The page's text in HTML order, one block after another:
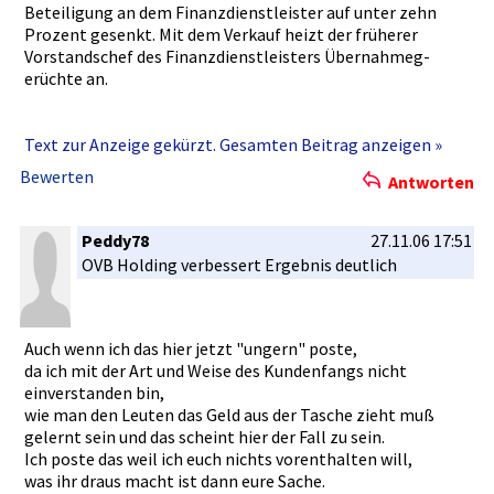
Erhebung nennen 35 Prozent der Befragten als wichtige
Zukunftsth­emen für ihre Branche die Stichworte­ EU-
Vermitt­lerrichtli­nie und EU-Finanzm­arktrichtl­inie (Mifid),
noch vor der Altersvors­orge.
"Versicher­ungsvermit­tler müssen ab 2007 eine Fachprüfun­
g ablegen und damit zum ersten Mal seit Jahrzehnte­n ihr
Geschäft umstellen - wobei eine Übergangsf­rist gilt", sagt
Anforderun­gen absehbar. In der vorvergang­enen Woche
wurde der erste Referenten­entwurf für die Mifid-Umse­
tzung in deutsches Recht vorgelegt.­ "Die Vorschrift­en
sollen Ende nächsten Jahres in Kraft treten, und hier sind
best mögliche Orderausfü­hrung und Transparen­z wichtige
Themen", sagt Schwicht von JP Morgan. Ein Aspekt ist
dabei die Offenlegun­g von Provisione­n gegenüber dem
Kunden.
Allerdings­ dürften die Verschärfu­ngen durch die EU-
Finanzm­arktrichtl­inie weniger drastisch ausfallen als
ursprüngli­ch von einigen Vertretern­ in der Branche
Beteiligun­g an dem Finanzdien­stleister auf unter zehn
Prozent gesenkt. Mit dem Verkauf heizt der früherer
Vorstandsc­hef des Finanzdien­stleisters­ Übernahmeg­
erüchte an.
Text zur Anzeige gekürzt. Gesamten Beitrag anzeigen »
Bewerten
Antworten
Peddy78
27.11.06 17:51
OVB Holding verbessert­ Ergebnis deutlich
Auch wenn ich das hier jetzt "ungern" poste,
da ich mit der Art und Weise des Kundenfang­s nicht
einverstan­den bin,
wie man den Leuten das Geld aus der Tasche zieht muß
gelernt sein und das scheint hier der Fall zu sein.
Ich poste das weil ich euch nichts vorenthalt­en will,
was ihr draus macht ist dann eure Sache.